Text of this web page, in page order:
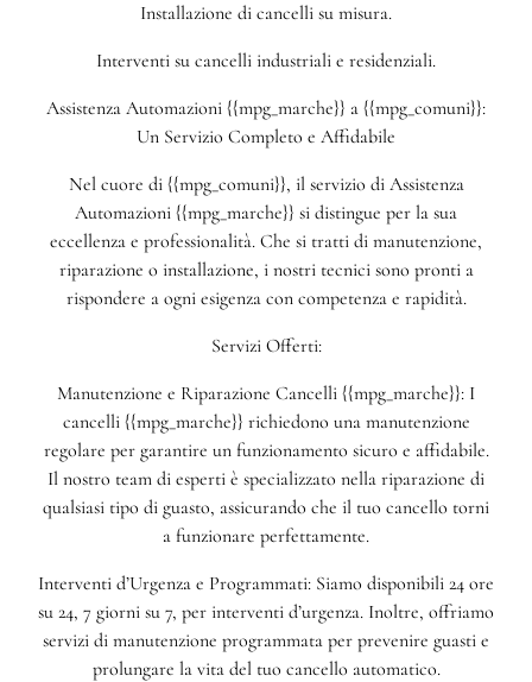
Installazione di cancelli su misura.
Interventi su cancelli industriali e residenziali.
Assistenza Automazioni {{mpg_marche}} a {{mpg_comuni}}:
Un Servizio Completo e Affidabile
Nel cuore di {{mpg_comuni}}, il servizio di Assistenza
Automazioni {{mpg_marche}} si distingue per la sua
eccellenza e professionalità. Che si tratti di manutenzione,
riparazione o installazione, i nostri tecnici sono pronti a
rispondere a ogni esigenza con competenza e rapidità.
Servizi Offerti:
Manutenzione e Riparazione Cancelli {{mpg_marche}}: I
cancelli {{mpg_marche}} richiedono una manutenzione
regolare per garantire un funzionamento sicuro e affidabile.
Il nostro team di esperti è specializzato nella riparazione di
qualsiasi tipo di guasto, assicurando che il tuo cancello torni
a funzionare perfettamente.
Interventi d’Urgenza e Programmati: Siamo disponibili 24 ore
su 24, 7 giorni su 7, per interventi d’urgenza. Inoltre, offriamo
servizi di manutenzione programmata per prevenire guasti e
prolungare la vita del tuo cancello automatico.